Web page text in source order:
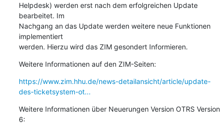
Helpdesk) werden erst nach dem erfolgreichen Update
bearbeitet. Im
Nachgang an das Update werden weitere neue Funktionen
implementiert
werden. Hierzu wird das ZIM gesondert Informieren.
Weitere Informationen auf den ZIM-Seiten:
https://www.zim.hhu.de/news-detailansicht/article/update-
des-ticketsystem-ot...
Weitere Informationen über Neuerungen Version OTRS Version
6: